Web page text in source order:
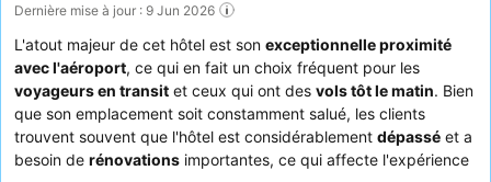
Dernière mise à jour : 9 Jun 2026
L'atout majeur de cet hôtel est son exceptionnelle proximité
avec l'aéroport, ce qui en fait un choix fréquent pour les
voyageurs en transit et ceux qui ont des vols tôt le matin. Bien
que son emplacement soit constamment salué, les clients
trouvent souvent que l'hôtel est considérablement dépassé et a
besoin de rénovations importantes, ce qui affecte l'expérience